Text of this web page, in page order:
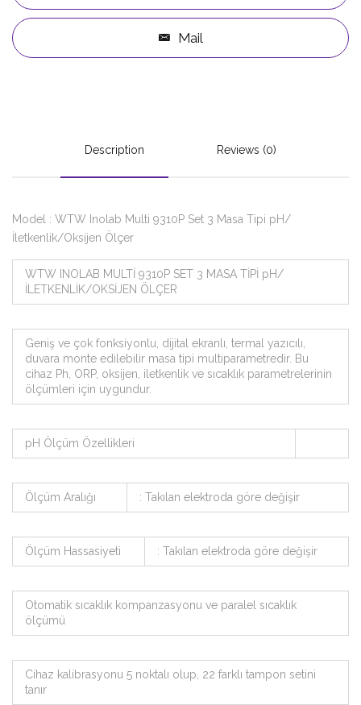
Mail
Description Reviews (0)
Model : WTW Inolab Multi 9310P Set 3 Masa Tipi pH/
İletkenlik/Oksijen Ölçer
WTW INOLAB MULTİ 9310P SET 3 MASA TİPİ pH/
İLETKENLİK/OKSİJEN ÖLÇER
Geniş ve çok fonksiyonlu, dijital ekranlı, termal yazıcılı,
duvara monte edilebilir masa tipi multiparametredir. Bu
cihaz Ph, ORP, oksijen, iletkenlik ve sıcaklık parametrelerinin
ölçümleri için uygundur.
pH Ölçüm Özellikleri
Ölçüm Aralığı : Takılan elektroda göre değişir
Ölçüm Hassasiyeti : Takılan elektroda göre değişir
Otomatik sıcaklık kompanzasyonu ve paralel sıcaklık
ölçümü
Cihaz kalibrasyonu 5 noktalı olup, 22 farklı tampon setini
tanır